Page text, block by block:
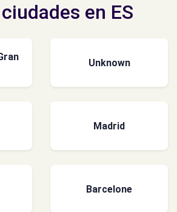
en ES
Unknown
Madrid
Barcelone